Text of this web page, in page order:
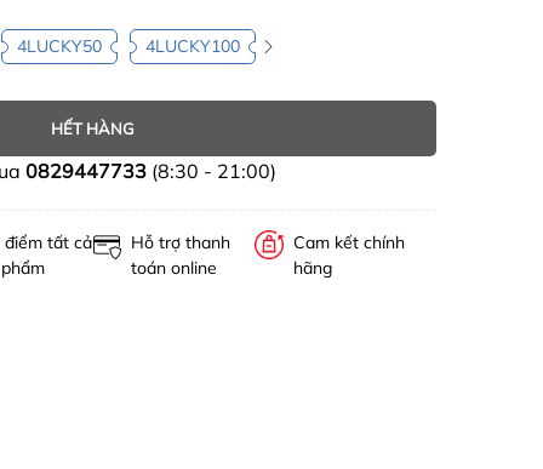
4LUCKY50 4LUCKY100
HẾT HÀNG
0829447733(8:30 - 21:00)
điểm tất cả
Hỗ trợ thanh
toán online
Cam kết chính
hãng